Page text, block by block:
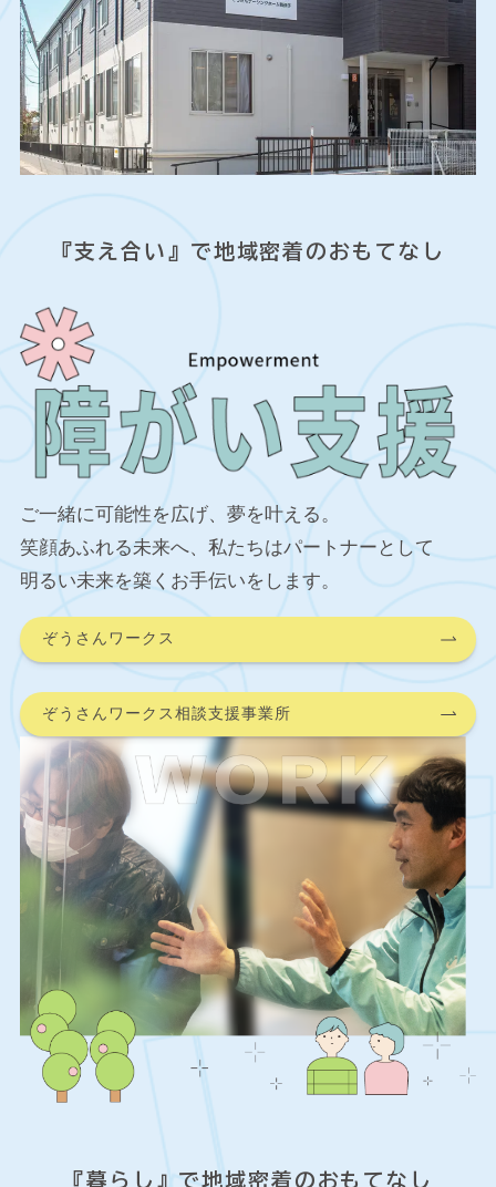
『支え合い』で地域密着のおもてなし
ご一緒に可能性を広げ、夢を叶える。
笑顔あふれる未来へ、私たちはパートナーとして
明るい未来を築くお手伝いをします。
ぞうさんワークス
ぞうさんワークス相談支援事業所
『暮らし』で地域密着のおもてなし